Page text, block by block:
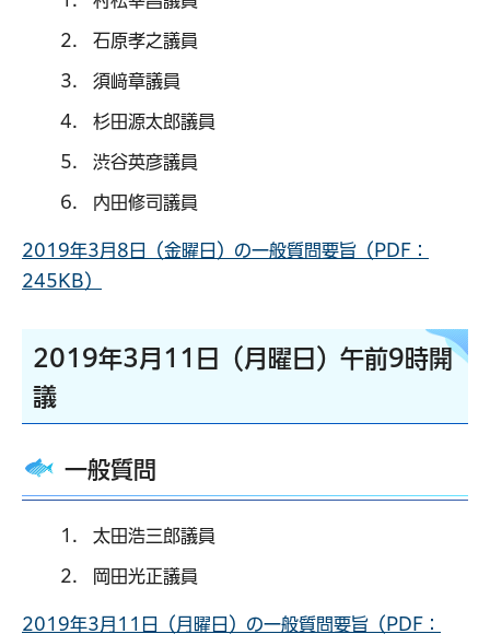
石原孝之議員
須﨑章議員
杉田源太郎議員
渋谷英彦議員
内田修司議員
2019年3月8日（金曜日）の一般質問要旨（PDF：
245KB）
2019年3月11日（月曜日）午前9時開
議
一般質問
太田浩三郎議員
岡田光正議員
2019年3月11日（月曜日）の一般質問要旨（PDF：